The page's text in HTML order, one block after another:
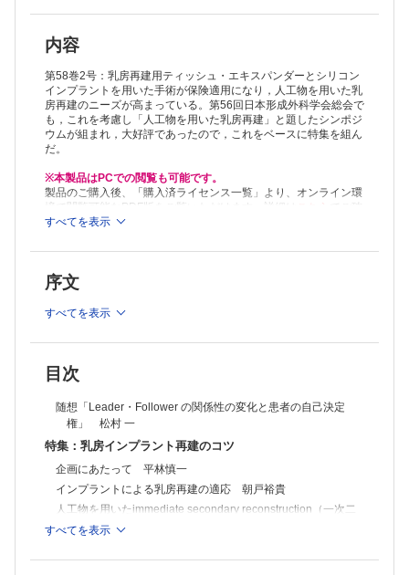
技と要点 辻 直子ほか
人工物を用いた乳房再建と乳癌補助療法の相互の影響について 久保和
之ほか
放射線照射例に対する人工物再建 岩平佳子
連載
私の心に残る1症例
No.13 大塚 壽
教室だより北～南
（2）久留米大学 形成外科・顎顔面外科学講座 清川兼輔ほか
原著
眼窩底骨折治療における実態模型を用いたpre-bendingチタンメッシュ
プレートの有用性 加持秀明ほか
極めてまれな異所性過誤腫性胸腺腫の1例 新井孝志郎ほか
脂肪腫を合併した副陰嚢の1例 古賀康史ほか
内容
第58巻2号：乳房再建用ティッシュ・エキスパンダーとシリコン
インプラントを用いた手術が保険適用になり，人工物を用いた乳
房再建のニーズが高まっている。第56回日本形成外科学会総会で
も，これを考慮し「人工物を用いた乳房再建」と題したシンポジ
ウムが組まれ，大好評であったので，これをベースに特集を組ん
だ。
※本製品はPCでの閲覧も可能です。
製品のご購入後、「購入済ライセンス一覧」より、オンライン環
境で閲覧可能なPDF版をご覧いただけます。詳細は
こちら
認ください。
最新版
すべてを表示
序文
すべてを表示
目次
随想「Leader・Follower の関係性の変化と患者の自己決定
権」 松村 一
特集：乳房インプラント再建のコツ
企画にあたって 平林慎一
インプラントによる乳房再建の適応 朝戸裕貴
人工物を用いたimmediate secondary reconstruction（一次二
期再建）の有用性 矢島和宜ほか
ら見た問題点と対策─ 寺尾保信ほか
すべてを表示